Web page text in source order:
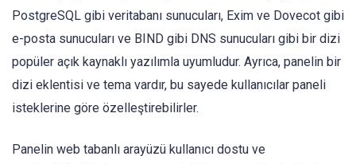
PostgreSQL gibi veritabanı sunucuları, Exim ve Dovecot gibi
e-posta sunucuları ve BIND gibi DNS sunucuları gibi bir dizi
popüler açık kaynaklı yazılımla uyumludur. Ayrıca, panelin bir
dizi eklentisi ve tema vardır, bu sayede kullanıcılar paneli
isteklerine göre özelleştirebilirler.
Panelin web tabanlı arayüzü kullanıcı dostu ve